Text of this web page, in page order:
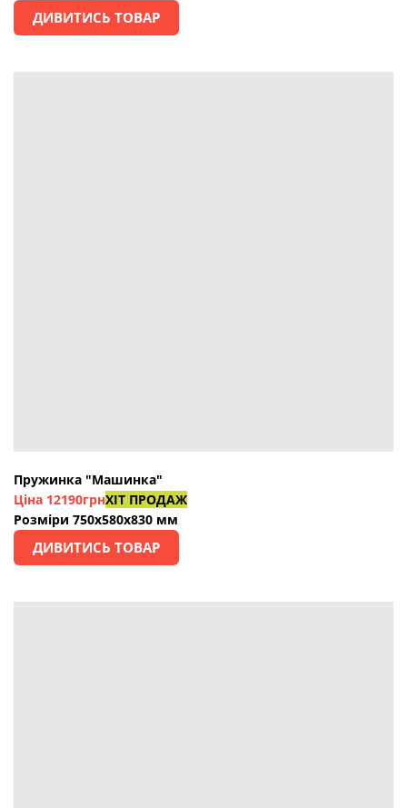
ДИВИТИСЬ ТОВАР
Пружинка "Машинка"
Ціна 12190грнХІТ ПРОДАЖ
Розміри 750х580х830 мм
ДИВИТИСЬ ТОВАР